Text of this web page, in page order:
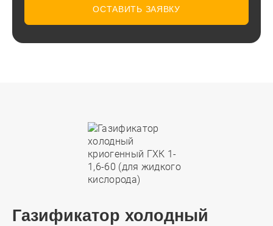
ОСТАВИТЬ ЗАЯВКУ
Газификатор холодный